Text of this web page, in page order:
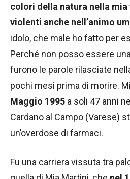
colori della natura nella
violenti anche nell’animo
idolo, che male ho fatto per
Perché non posso essere
furono le parole rilasciate
pochi mesi prima di morire.
Maggio 1995 a soli 47 anni
Cardano al Campo (Varese)
un’overdose di farmaci.
Fu una carriera vissuta tra